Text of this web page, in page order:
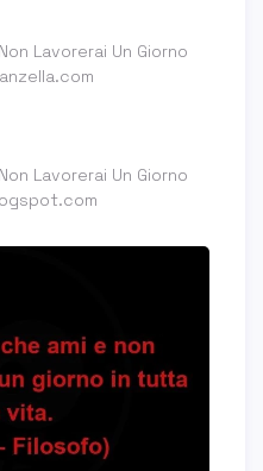
Lavorerai Un Giorno
Lavorerai Un Giorno